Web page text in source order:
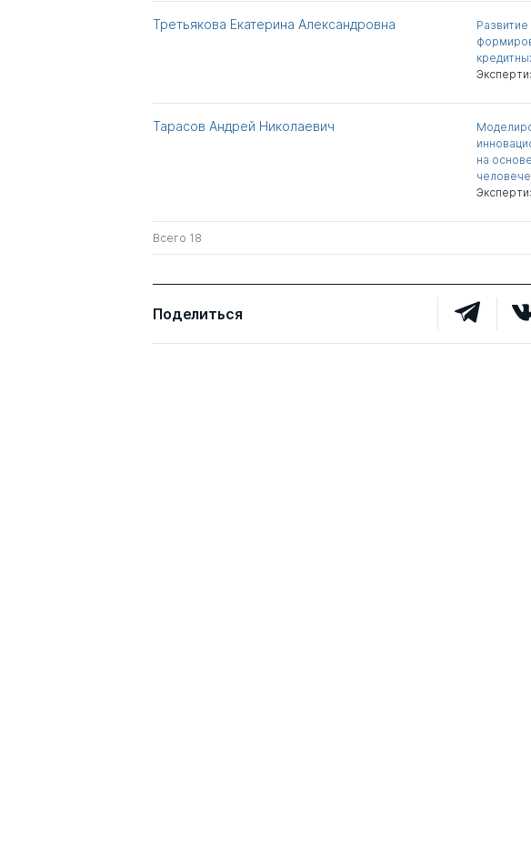
Третьякова Екатерина Александровна
Тарасов Андрей Николаевич
на
Всего 18
Поделиться